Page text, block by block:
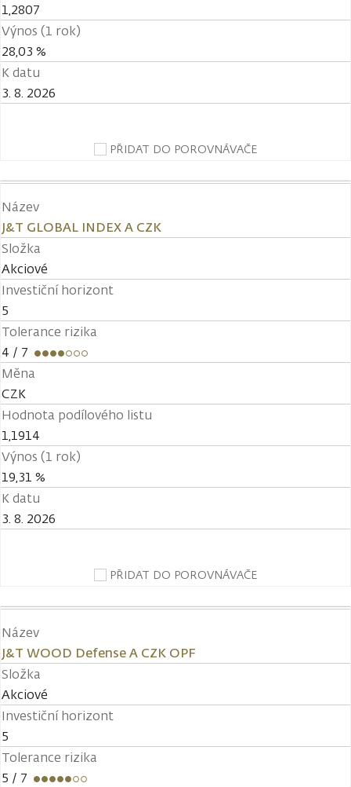
1,2807
Výnos (1 rok)
28,03 %
K datu
3. 8. 2026
PŘIDAT DO POROVNÁVAČE
Název
J&T GLOBAL INDEX A CZK
Složka
Akciové
Investiční horizont
5
Tolerance rizika
4 / 7
Měna
CZK
Hodnota podílového listu
1,1914
Výnos (1 rok)
19,31 %
K datu
3. 8. 2026
PŘIDAT DO POROVNÁVAČE
Název
J&T WOOD Defense A CZK OPF
Složka
Akciové
Investiční horizont
5
Tolerance rizika
5 / 7